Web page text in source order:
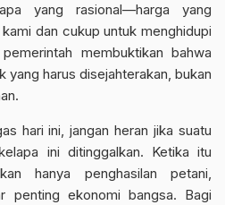
yang rasional—harga yang
dan cukup untuk menghidupi
membuktikan bahwa
yang harus disejahterakan, bukan
hari ini, jangan heran jika suatu
ini ditinggalkan. Ketika itu
hanya penghasilan petani,
penting ekonomi bangsa. Bagi